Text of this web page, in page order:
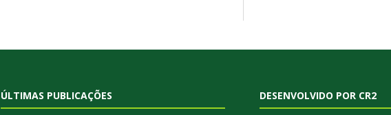
ÚLTIMAS PUBLICAÇÕES DESENVOLVIDO POR CR2